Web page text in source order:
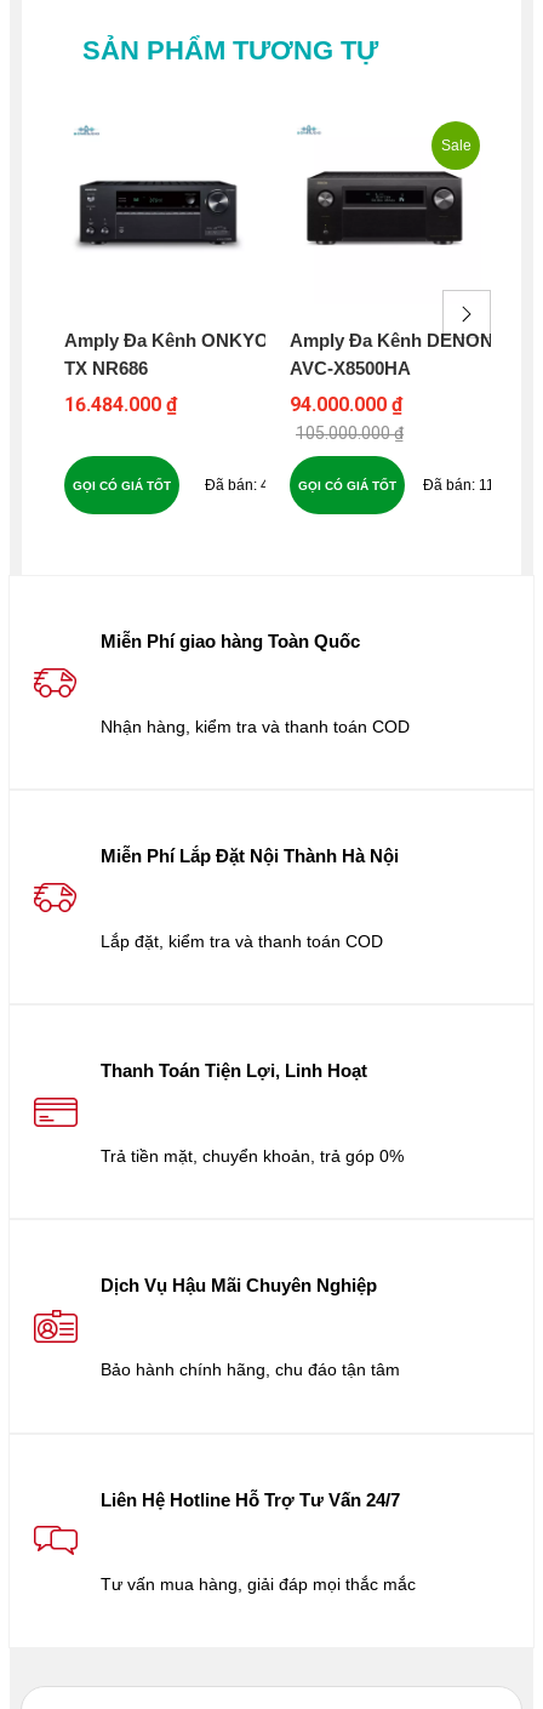
SẢN PHẨM TƯƠNG TỰ
Amply Đa Kênh ONKYO
TX NR686
16.484.000 ₫
49
GỌI CÓ GIÁ TỐT
Sale
Amply Đa Kênh DENON
AVC-X8500HA
94.000.000 ₫
105.000.000 ₫
118
GỌI CÓ GIÁ TỐT
Miễn Phí giao hàng Toàn Quốc
Nhận hàng, kiểm tra và thanh toán COD
Miễn Phí Lắp Đặt Nội Thành Hà Nội
Lắp đặt, kiểm tra và thanh toán COD
Thanh Toán Tiện Lợi, Linh Hoạt
Trả tiền mặt, chuyển khoản, trả góp 0%
Dịch Vụ Hậu Mãi Chuyên Nghiệp
Bảo hành chính hãng, chu đáo tận tâm
Liên Hệ Hotline Hỗ Trợ Tư Vấn 24/7
Tư vấn mua hàng, giải đáp mọi thắc mắc